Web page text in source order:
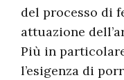
del processo di
attuazione
Più in
l’esigenza di